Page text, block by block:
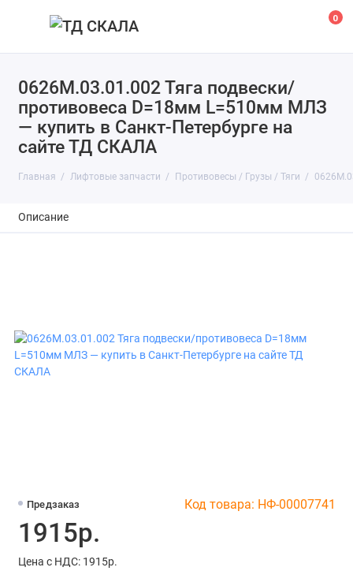
0
0626М.03.01.002 Тяга подвески/
противовеса D=18мм L=510мм МЛЗ
— купить в Санкт-Петербурге на
сайте ТД СКАЛА
Главная Лифтовые запчасти Противовесы / Грузы / Тяги
Описание
Предзаказ Код товара: НФ-00007741
1915р.
Цена с НДС: 1915р.